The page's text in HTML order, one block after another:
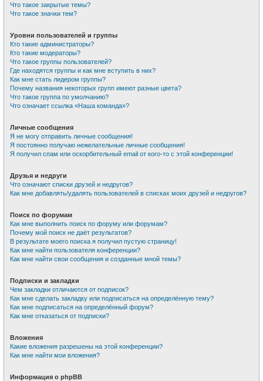
Что такое закрытые темы?
Что такое значки тем?
Уровни пользователей и группы
Кто такие администраторы?
Кто такие модераторы?
Что такое группы пользователей?
Где находятся группы и как мне вступить в них?
Как мне стать лидером группы?
Почему названия некоторых групп имеют разные цвета?
Что такое группа по умолчанию?
Что означает ссылка «Наша команда»?
Личные сообщения
Я не могу отправить личные сообщения!
Я постоянно получаю нежелательные личные сообщения!
Я получил спам или оскорбительный email от кого-то с этой конференции!
Друзья и недруги
Что означают списки друзей и недругов?
Как мне добавлять/удалять пользователей в списках моих друзей и недругов?
Поиск по форумам
Как мне выполнить поиск по форуму или форумам?
Почему мой поиск не даёт результатов?
В результате моего поиска я получил пустую страницу!
Как мне найти пользователя конференции?
Как мне найти свои сообщения и созданные мной темы?
Подписки и закладки
Чем закладки отличаются от подписок?
Как мне сделать закладку или подписаться на определённую тему?
Как мне подписаться на определённый форум?
Как мне отказаться от подписки?
Вложения
Какие вложения разрешены на этой конференции?
Как мне найти мои вложения?
Информация о phpBB